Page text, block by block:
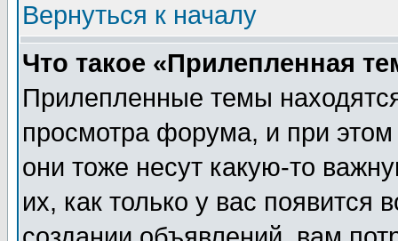
Вернуться к началу
Что такое «Прилепленная
Прилепленные темы
просмотра форума, и при
они тоже несут какую-то
их, как только у вас появится